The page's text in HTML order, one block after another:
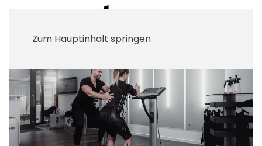
Zum Hauptinhalt springen